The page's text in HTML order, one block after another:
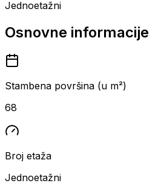
Jednoetažni
Osnovne informacije
Stambena površina (u m²)
68
Broj etaža
Jednoetažni